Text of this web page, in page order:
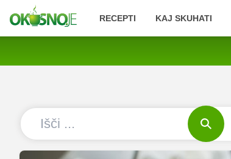
RECEPTI KAJ SKUHATI